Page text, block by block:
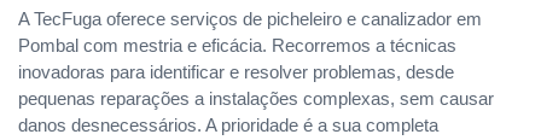
A TecFuga oferece serviços de picheleiro e canalizador em
Pombal com mestria e eficácia. Recorremos a técnicas
inovadoras para identificar e resolver problemas, desde
pequenas reparações a instalações complexas, sem causar
danos desnecessários. A prioridade é a sua completa